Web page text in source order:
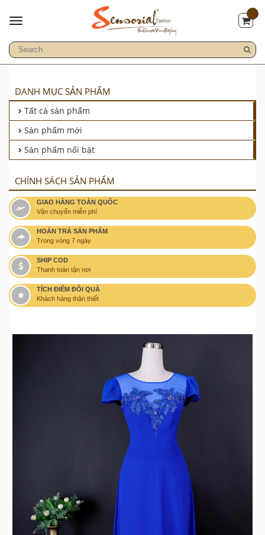
DANH MỤC SẢN PHẨM
Tất cả sản phẩm
Sản phẩm mới
Sản phẩm nổi bật
CHÍNH SÁCH SẢN PHẨM
GIAO HÀNG TOÀN QUỐC
Vận chuyển miễn phí
HOÀN TRẢ SẢN PHẨM
Trong vòng 7 ngày
SHIP COD
Thanh toán tận nơi
TÍCH ĐIỂM ĐỔI QUÀ
Khách hàng thân thiết